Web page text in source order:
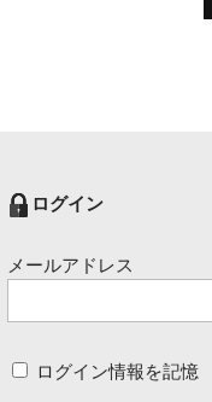
ログイン
メールアドレス
ログイン情報を記憶